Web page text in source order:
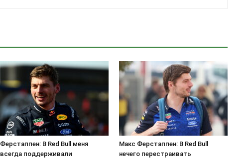
Ферстаппен: В Red Bull меня
всегда поддерживали
Макс Ферстаппен: В Red Bull
нечего перестраивать